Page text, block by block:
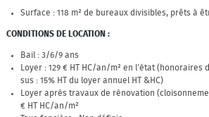
Surface : 118 m² de bureaux divisibles, prêts à
CONDITIONS DE LOCATION :
Bail : 3/6/9 ans
Loyer : 129 € HT HC/an/m² en l'état (honoraires
sus : 15% HT du loyer annuel HT &HC)
Loyer après travaux de rénovation
€ HT HC/an/m²